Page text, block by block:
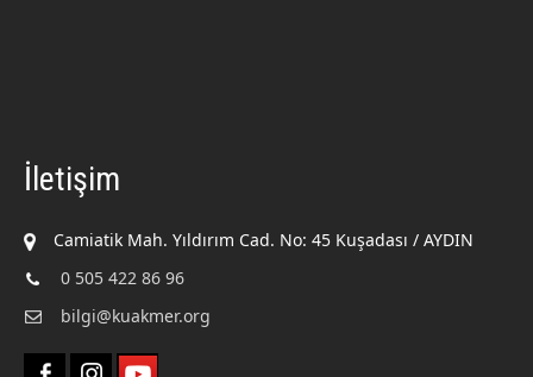
İletişim
Camiatik Mah. Yıldırım Cad. No: 45 Kuşadası / AYDIN
0 505 422 86 96
bilgi@kuakmer.org